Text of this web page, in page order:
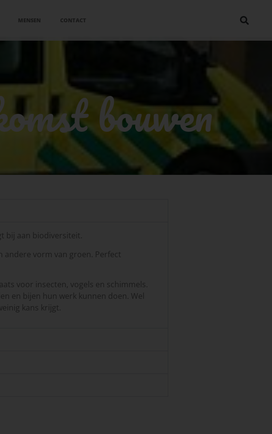
MENSEN CONTACT
bouwen
bij aan biodiversiteit.
andere vorm van groen. Perfect
voor insecten, vogels en schimmels.
en bijen hun werk kunnen doen. Wel
kans krijgt.